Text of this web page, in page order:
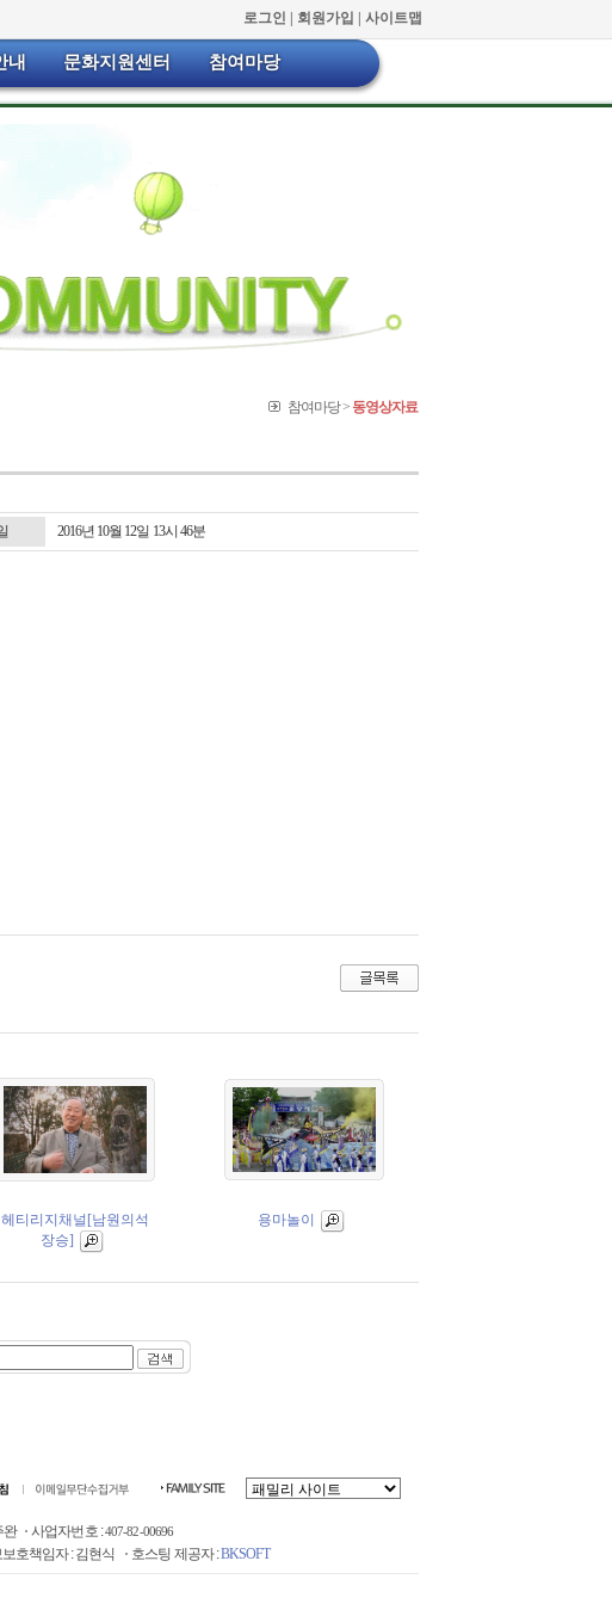
로그인 | 회원가입 | 사이트맵
내 문화지원센터 참여마당
참여마당 > 동영상자료
2016년 10월 12일 13시 46분
헤티리지채널[남원의석
장승]
용마놀이
완 사업자번호 :407-82-00696
호책임자 : 김현식 호스팅 제공자 :BKSOFT